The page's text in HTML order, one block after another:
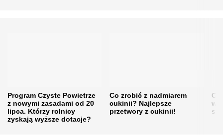
Program Czyste Powietrze
z nowymi zasadami od 20
lipca. Którzy rolnicy
zyskają wyższe dotacje?
Co zrobić z nadmiarem
cukinii? Najlepsze
przetwory z cukinii!
w